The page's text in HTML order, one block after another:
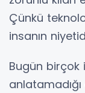
Çünkü
insanın
Bugün